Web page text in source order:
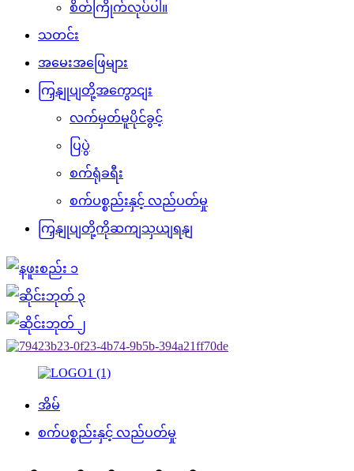
စိတ်ကြိုက်လုပ်ပါ။
သတင်း
အမေးအဖြေများ
ကြှနျုပျတို့အကွောငျး
လက်မှတ်မူပိုင်ခွင့်
ပြပွဲ
စက်ရုံခရီး
စက်ပစ္စည်းနှင့် လည်ပတ်မှု
ကြှနျုပျတို့ကိုဆကျသှယျရနျ
အိမ်
စက်ပစ္စည်းနှင့် လည်ပတ်မှု